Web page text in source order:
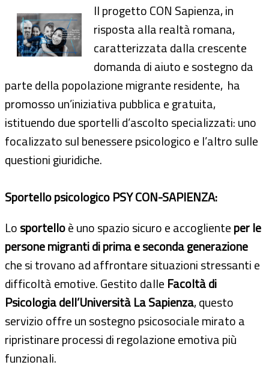
Il progetto CON Sapienza, in
risposta alla realtà romana,
caratterizzata dalla crescente
domanda di aiuto e sostegno da
parte della popolazione migrante residente, ha
promosso un’iniziativa pubblica e gratuita,
istituendo due sportelli d’ascolto specializzati: uno
focalizzato sul benessere psicologico e l’altro sulle
questioni giuridiche.
Sportello psicologico PSY CON-SAPIENZA:
Losportelloè uno spazio sicuro e accoglienteper le
persone migranti di prima e seconda generazione
che si trovano ad affrontare situazioni stressanti e
difficoltà emotive. Gestito dalle Facoltà di
Psicologia dell’Università La Sapienza, questo
servizio offre un sostegno psicosociale mirato a
ripristinare processi di regolazione emotiva più
funzionali.